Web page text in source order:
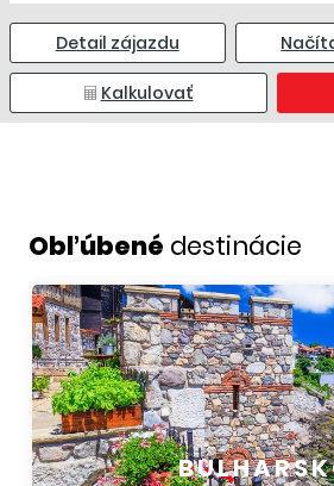
Detail zájazdu
Kalkulovať
Obľúbené destinácie